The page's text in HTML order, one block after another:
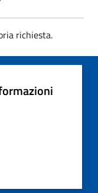
richiesta.